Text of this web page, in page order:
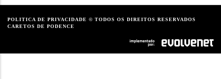
POLITICA DE PRIVACIDADE © TODOS OS DIREITOS RESERVADOS
CARETOS DE PODENCE